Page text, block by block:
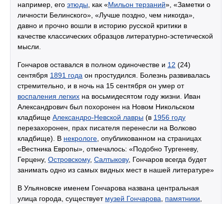
например, его этюды , как «Мильон терзаний», «Заметки о
личности Белинского», «Лучше поздно, чем никогда»,
давно и прочно вошли в историю русской критики в
качестве классических образцов литературно-эстетической
мысли.
Гончаров оставался в полном одиночестве и 12 (24)
сентября 1891 года он простудился. Болезнь развивалась
стремительно, и в ночь на 15 сентября он умер от
воспаления легких на восьмидесятом году жизни. Иван
Александрович был похоронен на Новом Никольском
кладбище Александро-Невской лавры (в 1956 году
перезахоронен, прах писателя перенесли на Волково
кладбище). В некрологе , опубликованном на страницах
«Вестника Европы», отмечалось: «Подобно Тургеневу,
Герцену, Островскому, Салтыкову, Гончаров всегда будет
занимать одно из самых видных мест в нашей литературе»
В Ульяновске именем Гончарова названа центральная
улица города, существует музей Гончарова памятники